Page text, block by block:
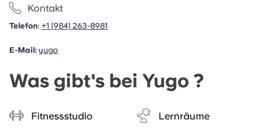
Kontakt
Telefon: +1 (984) 263-8981
E-Mail: yugo
Was gibt's bei Yugo ?
Fitnessstudio Lernräume